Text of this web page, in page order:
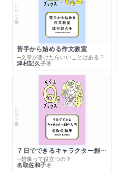
シリーズ・全集
苦手から始める作文教室
─文章が書けたらいいことはある？
津村記久子著
シリーズ・全集
７日でできるキャラクター創作入門
─想像って役立つの？
名取佐和子著